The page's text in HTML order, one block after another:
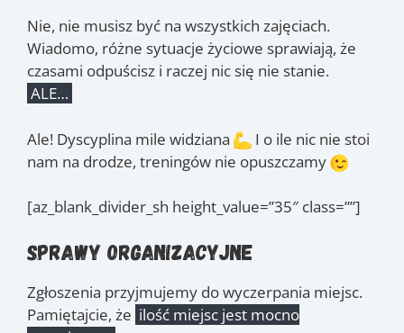
Nie, nie musisz być na wszystkich zajęciach.
Wiadomo, różne sytuacje życiowe sprawiają, że
czasami odpuścisz i raczej nic się nie stanie.
ALE…
Ale! Dyscyplina mile widziana
I o ile nic nie stoi
nam na drodze, treningów nie opuszczamy
[az_blank_divider_sh height_value=”35″ class=””]
Sprawy organizacyjne
Zgłoszenia przyjmujemy do wyczerpania miejsc.
Pamiętajcie, że ilość miejsc jest mocno